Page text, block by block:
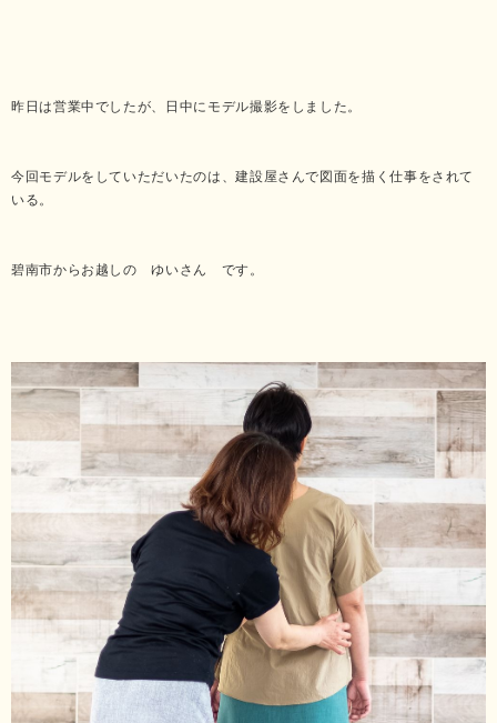
昨日は営業中でしたが、日中にモデル撮影をしました。
今回モデルをしていただいたのは、建設屋さんで図面を描く仕事をされて
いる。
碧南市からお越しの ゆいさん です。